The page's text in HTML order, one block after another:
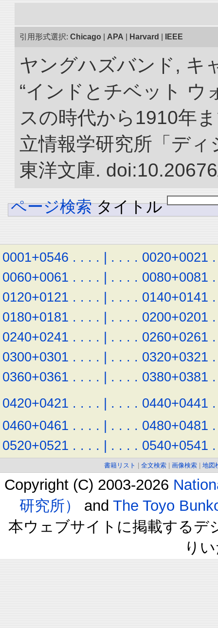
引用形式選択: Chicago APA Harvard IEEE
ヤングハズバンド, キ
“インドとチベット ウ
スの時代から1910年
立情報学研究所「デ
東洋文庫.
ページ検索 タイトル
0001+0546 . . . . | . . . . 0020+0021 .
0060+0061 . . . . | . . . . 0080+0081 .
0120+0121 . . . . | . . . . 0140+0141 .
0180+0181 . . . . | . . . . 0200+0201 .
0240+0241 . . . . | . . . . 0260+0261 .
0300+0301 . . . . | . . . . 0320+0321 .
0360+0361 . . . . | . . . . 0380+0381 .
0420+0421 . . . . | . . . . 0440+0441 .
0460+0461 . . . . | . . . . 0480+0481 .
0520+0521 . . . . | . . . . 0540+0541 .
書籍リスト 全文検索 画像検索 地図
Copyright (C) 2003-2026
研究所）
and The Toyo
本ウェブサイトに掲載するデ
り